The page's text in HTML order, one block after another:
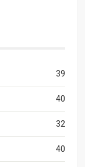
39
40
32
40